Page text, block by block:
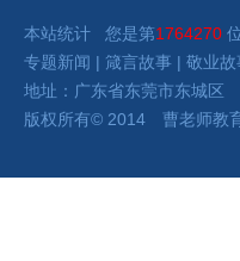
本站统计 您是第1764270
专题新闻 | 箴言故事 | 敬业故
地址：广东省东莞市
版权所有© 2014 曹老师教